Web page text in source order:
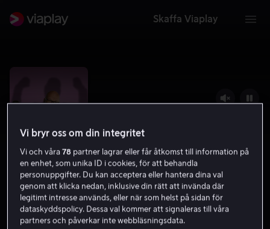
Skaffa Viaplay
Lars
Vi bryr oss om din integritet
Vi och våra78 partner lagrar eller får åtkomst till information på
en enhet, som unika ID i cookies, för att behandla
personuppgifter. Du kan acceptera eller hantera dina val
genom att klicka nedan, inklusive din rätt att invända där
legitimt intresse används, eller när som helst på sidan för
dataskyddspolicy. Dessa val kommer att signaleras till våra
partners och påverkar inte webbläsningsdata.